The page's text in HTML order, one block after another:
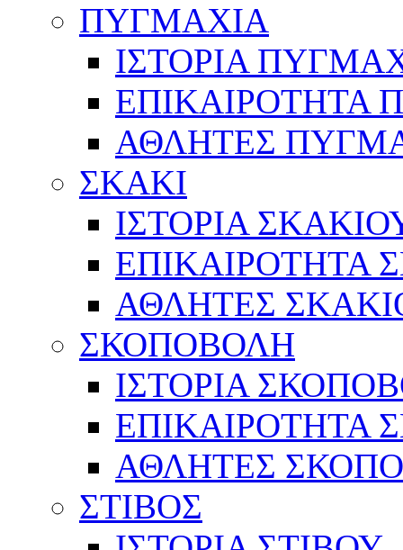
ΠΥΓΜΑΧΙΑ
ΙΣΤΟΡΙΑ
ΕΠΙΚΑΙΡΟΤΗΤΑ
ΑΘΛΗΤΕΣ
ΣΚΑΚΙ
ΙΣΤΟΡΙΑ
ΕΠΙΚΑΙΡΟΤΗΤΑ
ΑΘΛΗΤΕΣ
ΣΚΟΠΟΒΟΛΗ
ΙΣΤΟΡΙΑ
ΕΠΙΚΑΙΡΟΤΗΤΑ
ΑΘΛΗΤΕΣ
ΣΤΙΒΟΣ